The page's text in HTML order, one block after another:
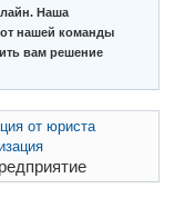
Наша
от нашей команды
вам решение
от юриста